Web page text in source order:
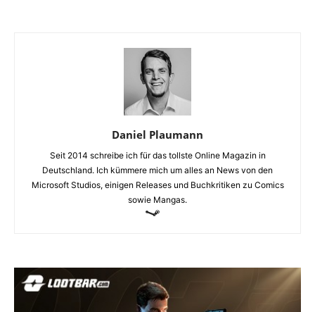
Daniel Plaumann
Seit 2014 schreibe ich für das tollste Online Magazin in
Deutschland. Ich kümmere mich um alles an News von den
Microsoft Studios, einigen Releases und Buchkritiken zu Comics
sowie Mangas.